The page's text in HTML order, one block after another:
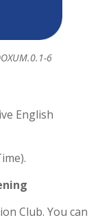
6
English
Club. You can